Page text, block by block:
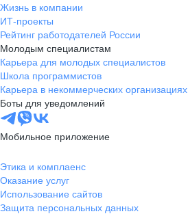
Жизнь в компании
ИТ-проекты
Рейтинг работодателей России
Молодым специалистам
Карьера для молодых специалистов
Школа программистов
Карьера в некоммерческих организациях
Боты для уведомлений
Мобильное приложение
Этика и комплаенс
Оказание услуг
Использование сайтов
Защита персональных данных